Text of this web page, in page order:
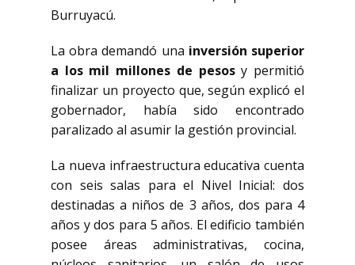
Burruyacú.
La obra demandó una inversión superior
a los mil millones de pesosy permitió
finalizar un proyecto que, según explicó el
gobernador, había sido encontrado
paralizado al asumir la gestión provincial.
La nueva infraestructura educativa cuenta
con seis salas para el Nivel Inicial: dos
destinadas a niños de 3 años, dos para 4
años y dos para 5 años. El edificio también
posee áreas administrativas, cocina,